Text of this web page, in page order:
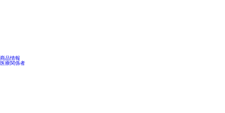
商品情報
医療関係者